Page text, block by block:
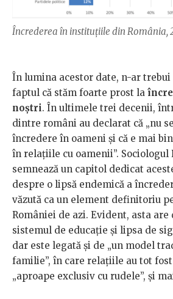
Încrederea în instituțiile din România,
În lumina acestor date, n-ar trebui
faptul că stăm foarte prost la
noștri. În ultimele trei decenii,
dintre români au declarat că „nu
încredere în oameni și că e mai
în relațiile cu oamenii”. Sociologul
semnează un capitol dedicat
despre o lipsă endemică a
văzută ca un element definitoriu
României de azi. Evident, asta are
sistemul de educație și lipsa de
dar este legată și de „un model
familie”, în care relațiile au tot
„aproape exclusiv cu rudele”, și